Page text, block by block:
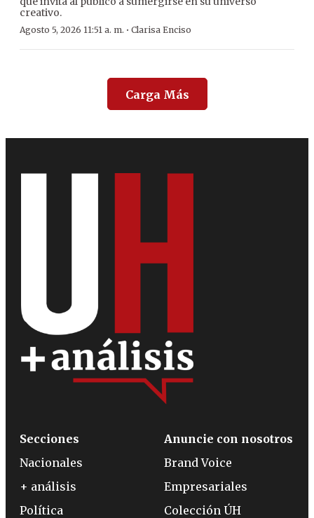
creativo.
Agosto 5, 2026 11:51 a. m. · Clarisa Enciso
Carga Más
Secciones
Nacionales
+ análisis
Política
Anuncie con nosotros
Brand Voice
Empresariales
Colección ÚH